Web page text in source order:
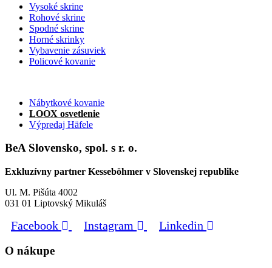
Vysoké skrine
Rohové skrine
Spodné skrine
Horné skrinky
Vybavenie zásuviek
Policové kovanie
Nábytkové kovanie
LOOX osvetlenie
Výpredaj Häfele
BeA Slovensko, spol. s r. o.
Exkluzívny partner Kesseböhmer v Slovenskej republike
Ul. M. Pišúta 4002
031 01 Liptovský Mikuláš
Facebook Instagram Linkedin
O nákupe